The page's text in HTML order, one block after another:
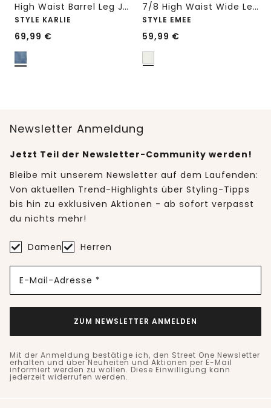
High Waist Barrel Leg Jeans im Loose Fit
STYLE KARLIE
69,99 €
7/8 High Waist Wide Leg Jeans im Loose Fit
STYLE EMEE
59,99 €
Newsletter Anmeldung
Jetzt Teil der Newsletter-Community werden!
Bleibe mit unserem Newsletter auf dem Laufenden:
Von aktuellen Trend-Highlights über Styling-Tipps
bis hin zu exklusiven Aktionen - ab sofort verpasst
du nichts mehr!
Damen Herren
E-Mail-Adresse *
ZUM NEWSLETTER ANMELDEN
Mit der Anmeldung bestätige ich, den Street One Newsletter
erhalten und über Neuheiten und Aktionen per E-Mail
informiert werden zu wollen. Diese Einwilligung kann
jederzeit widerrufen werden.